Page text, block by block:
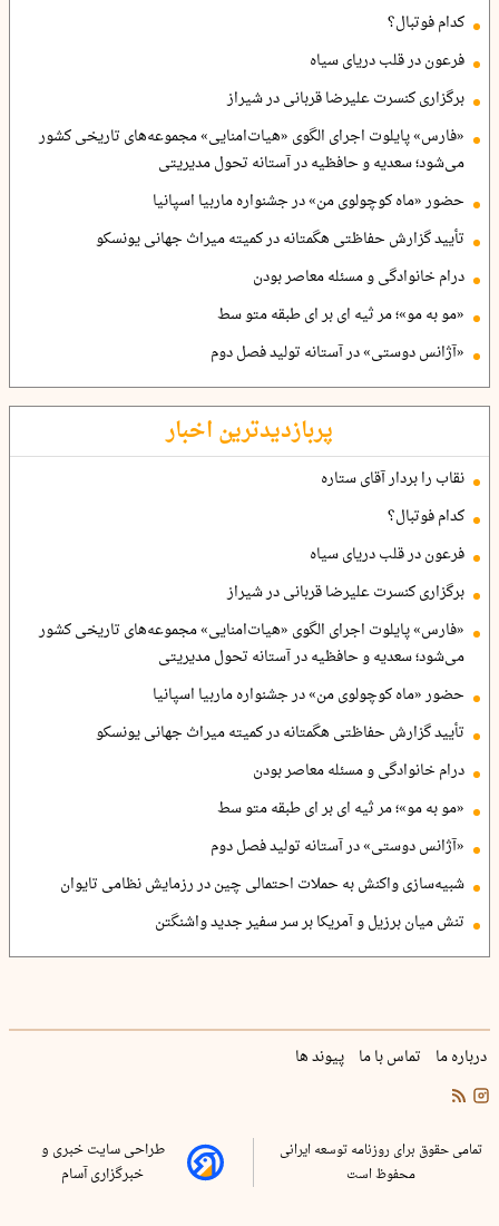
کدام فوتبال؟
فرعون در قلب دریای سیاه
برگزاری کنسرت علیرضا قربانی در شیراز
«فارس» پایلوت اجرای الگوی «هیات‌امنایی» مجموعه‌های تاریخی کشور
می‌شود؛ سعدیه و حافظیه در آستانه تحول مدیریتی
حضور «ماه کوچولوی من» در جشنواره ماربیا اسپانیا
تأیید گزارش حفاظتی هگمتانه در کمیته میراث جهانی یونسکو
درام خانوادگی و مسئله معاصر بودن
«مو به مو»؛ مر ثیه ای بر ای طبقه متو سط
«آژانس دوستی» در آستانه تولید فصل دوم
پربازدیدترین اخبار
نقاب را بردار آقای ستاره
کدام فوتبال؟
فرعون در قلب دریای سیاه
برگزاری کنسرت علیرضا قربانی در شیراز
«فارس» پایلوت اجرای الگوی «هیات‌امنایی» مجموعه‌های تاریخی کشور
می‌شود؛ سعدیه و حافظیه در آستانه تحول مدیریتی
حضور «ماه کوچولوی من» در جشنواره ماربیا اسپانیا
تأیید گزارش حفاظتی هگمتانه در کمیته میراث جهانی یونسکو
درام خانوادگی و مسئله معاصر بودن
«مو به مو»؛ مر ثیه ای بر ای طبقه متو سط
«آژانس دوستی» در آستانه تولید فصل دوم
شبیه‌سازی واکنش به حملات احتمالی چین در رزمایش نظامی تایوان
تنش میان برزیل و آمریکا بر سر سفیر جدید واشنگتن
درباره ما تماس با ما پیوند ها
تمامی حقوق برای روزنامه توسعه ایرانی
محفوظ است
طراحی سایت خبری و
خبرگزاری آسام